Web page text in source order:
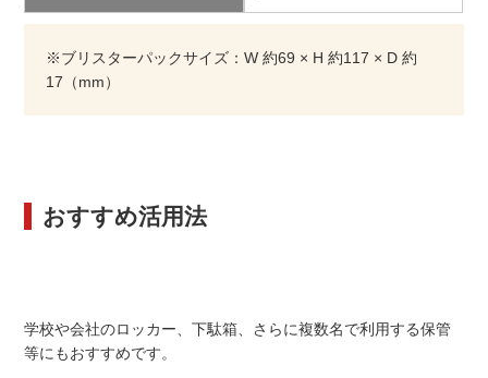
※ブリスターパックサイズ：W 約69 × H 約117 × D 約
17（mm）
おすすめ活用法
学校や会社のロッカー、下駄箱、さらに複数名で利用する保管
等にもおすすめです。